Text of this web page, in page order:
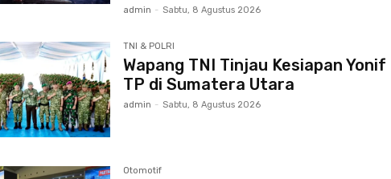
admin - Sabtu, 8 Agustus 2026
TNI & POLRI
Wapang TNI Tinjau Kesiapan Yonif
TP di Sumatera Utara
admin - Sabtu, 8 Agustus 2026
Otomotif